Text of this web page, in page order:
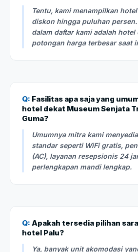
Tentu, kami menampilkan
diskon hingga puluhan
dalam daftar kami adalah hotel
potongan harga terbesar saat
Q: Fasilitas apa saja yang
hotel dekat Museum Senjata
Guma?
Umumnya mitra kami
standar seperti WiFi gratis,
(AC), layanan resepsionis 24
perlengkapan mandi lengkap.
Q: Apakah tersedia pilihan
hotel Palu?
Ya, banyak unit akomodasi